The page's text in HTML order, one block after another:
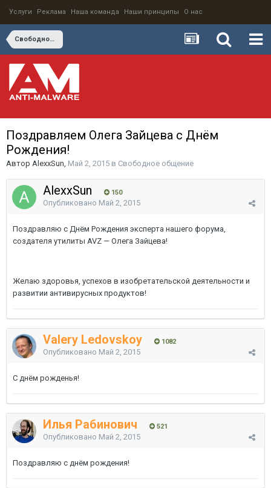
Услуги Реклама Наша команда Наши принципы О нас
Свободное общение
Поздравляем Олега Зайцева с Днём
Рождения!
Автор AlexxSun, Май 2, 2015 в Свободное общение
AlexxSun 150
Опубликовано Май 2, 2015
Поздравляю с Днём Рождения эксперта нашего форума,
создателя утилиты AVZ — Олега Зайцева!
Желаю здоровья, успехов в изобретательской деятельности и
развитии антивирусных продуктов!
Valery Ledovskoy 1082
Опубликовано Май 2, 2015
С днём рожденья!
Илья Рабинович 521
Опубликовано Май 2, 2015
Поздравляю с днём рождения!